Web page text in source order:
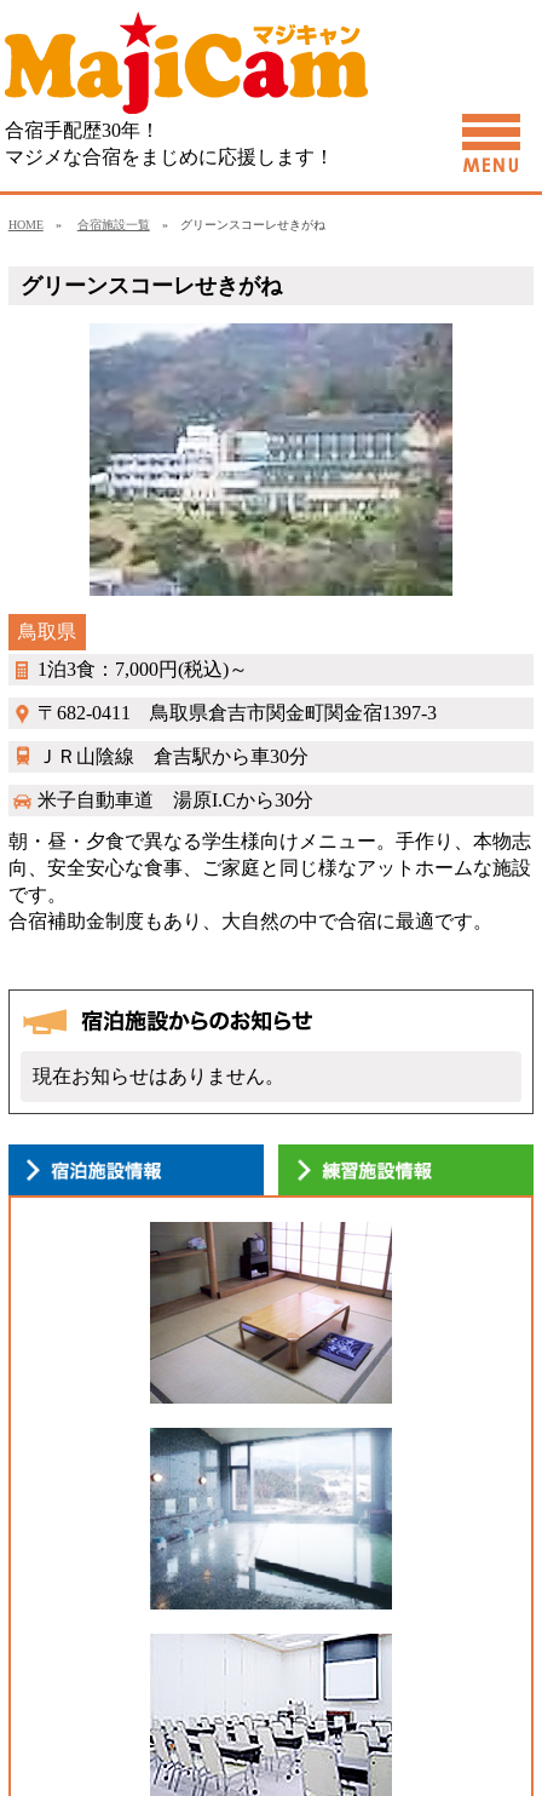
合宿手配歴30年！
マジメな合宿をまじめに応援します！
HOME» 合宿施設一覧 » グリーンスコーレせきがね
グリーンスコーレせきがね
鳥取県
1泊3食：7,000円(税込)～
〒682-0411 鳥取県倉吉市関金町関金宿1397-3
ＪＲ山陰線 倉吉駅から車30分
米子自動車道 湯原I.Cから30分
朝・昼・夕食で異なる学生様向けメニュー。手作り、本物志
向、安全安心な食事、ご家庭と同じ様なアットホームな施設
です。
合宿補助金制度もあり、大自然の中で合宿に最適です。
現在お知らせはありません。